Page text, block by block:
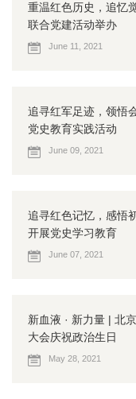
重温红色历史，追忆
联合党建活动举办
June 11, 2021
追寻红军足迹，领悟
党史教育实践活动
June 09, 2021
追寻红色记忆，感悟
开展党史学习教育
June 07, 2021
新血液 · 新力量 | 北
大会庆祝政治生日
May 28, 2021